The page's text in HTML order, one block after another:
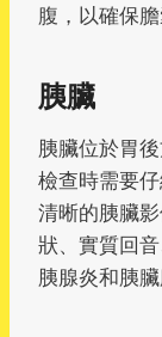
腹，以確保
胰臟
胰臟位於胃
檢查時需要
清晰的胰臟
狀、實質回
胰腺炎和胰臟